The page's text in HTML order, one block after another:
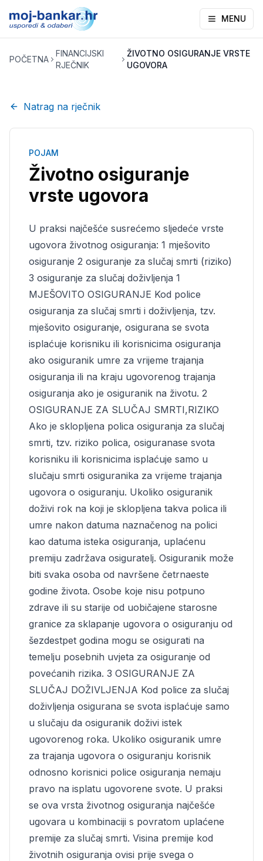
MENU
POČETNA
FINANCIJSKI
RJEČNIK
ŽIVOTNO OSIGURANJE VRSTE
UGOVORA
Natrag na rječnik
POJAM
Životno osiguranje
vrste ugovora
U praksi najčešće susrećemo sljedeće vrste
ugovora životnog osiguranja: 1 mješovito
osiguranje 2 osiguranje za slučaj smrti (riziko)
3 osiguranje za slučaj doživljenja 1
MJEŠOVITO OSIGURANJE Kod police
osiguranja za slučaj smrti i doživljenja, tzv.
mješovito osiguranje, osigurana se svota
isplaćuje korisniku ili korisnicima osiguranja
ako osiguranik umre za vrijeme trajanja
osiguranja ili na kraju ugovorenog trajanja
osiguranja ako je osiguranik na životu. 2
OSIGURANJE ZA SLUČAJ SMRTI,RIZIKO
Ako je sklopljena polica osiguranja za slučaj
smrti, tzv. riziko polica, osiguranase svota
korisniku ili korisnicima isplaćuje samo u
slučaju smrti osiguranika za vrijeme trajanja
ugovora o osiguranju. Ukoliko osiguranik
doživi rok na koji je sklopljena takva polica ili
umre nakon datuma naznačenog na polici
kao datuma isteka osiguranja, uplaćenu
premiju zadržava osiguratelj. Osiguranik može
biti svaka osoba od navršene četrnaeste
godine života. Osobe koje nisu potpuno
zdrave ili su starije od uobičajene starosne
granice za sklapanje ugovora o osiguranju od
šezdestpet godina mogu se osigurati na
temelju posebnih uvjeta za osiguranje od
povećanih rizika. 3 OSIGURANJE ZA
SLUČAJ DOŽIVLJENJA Kod police za slučaj
doživljenja osigurana se svota isplaćuje samo
u slučaju da osiguranik doživi istek
ugovorenog roka. Ukoliko osiguranik umre
za trajanja ugovora o osiguranju korisnik
odnosno korisnici police osiguranja nemaju
pravo na isplatu ugovorene svote. U praksi
se ova vrsta životnog osiguranja najčešće
ugovara u kombinaciji s povratom uplaćene
premije za slučaj smrti. Visina premije kod
životnih osiguranja ovisi prije svega o